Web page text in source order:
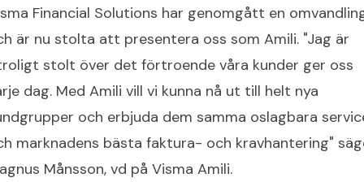
Financial Solutions har genomgått en
är nu stolta att presentera oss som Amili. "Jag är
stolt över det förtroende våra kunder ger oss
dag. Med Amili vill vi kunna nå ut till helt nya
och erbjuda dem samma oslagbara
marknadens bästa faktura- och kravhantering"
Månsson, vd på Visma Amili.